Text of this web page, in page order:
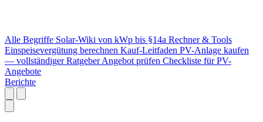
Alle Begriffe Solar-Wiki von kWp bis §14a Rechner & Tools
Einspeisevergütung berechnen Kauf-Leitfaden PV-Anlage kaufen
— vollständiger Ratgeber Angebot prüfen Checkliste für PV-
Angebote
Berichte